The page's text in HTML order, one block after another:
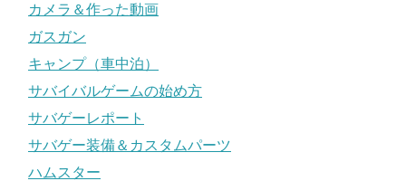
カメラ＆作った動画
ガスガン
キャンプ（車中泊）
サバイバルゲームの始め方
サバゲーレポート
サバゲー装備＆カスタムパーツ
ハムスター